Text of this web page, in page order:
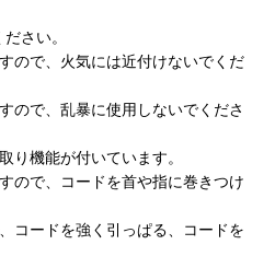
さい。
ので、火気には近付けないでくだ
ので、乱暴に使用しないでくださ
り機能が付いています。
ので、コードを首や指に巻きつけ
コードを強く引っぱる、コードを